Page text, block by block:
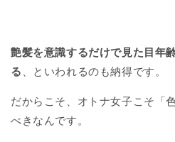
艶髪を意識するだけで見た目年
る 、といわれるのも納得です。
だからこそ、オトナ女子こそ「
べきなんです。